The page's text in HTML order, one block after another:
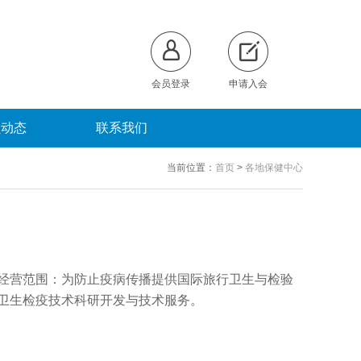
会员登录 申请入会
态 联系我们
当前位置： 首页 > 各地保健中心
营范围：为防止疫病传播提供国际旅行卫生与检验
检疫技术科研开发与技术服务。